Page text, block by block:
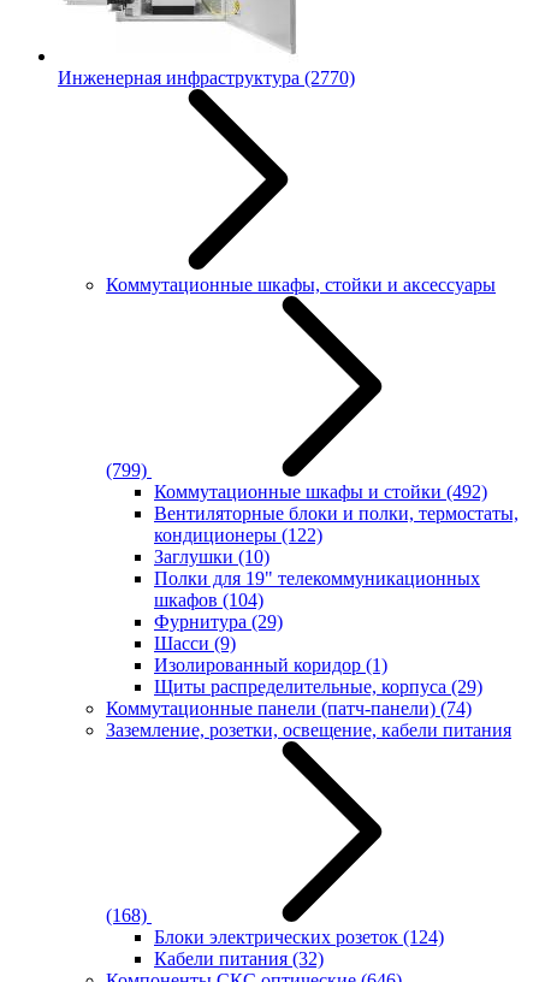
Инженерная инфраструктура (2770)
Коммутационные шкафы, стойки и аксессуары
(799)
Коммутационные шкафы и стойки (492)
Вентиляторные блоки и полки, термостаты,
кондиционеры (122)
Заглушки (10)
Полки для 19" телекоммуникационных
шкафов (104)
Фурнитура (29)
Шасси (9)
Изолированный коридор (1)
Щиты распределительные, корпуса (29)
Коммутационные панели (патч-панели) (74)
Заземление, розетки, освещение, кабели питания
(168)
Блоки электрических розеток (124)
Кабели питания (32)